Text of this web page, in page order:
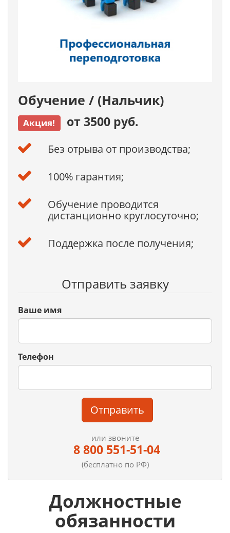
Обучение / (Нальчик)
Акция! от 3500 руб.
Без отрыва от производства;
100% гарантия;
Обучение проводится
дистанционно круглосуточно;
Поддержка после получения;
Отправить заявку
Ваше имя
Телефон
Отправить
или звоните
8 800 551-51-04
(бесплатно по РФ)
Должностные
обязанности